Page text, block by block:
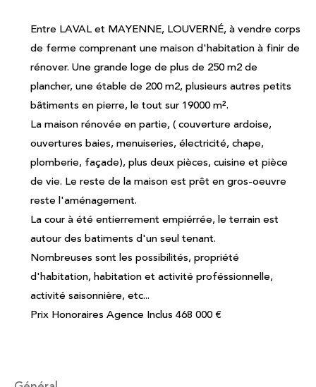
Entre LAVAL et MAYENNE, LOUVERNÉ, à vendre corps
de ferme comprenant une maison d'habitation à finir de
rénover. Une grande loge de plus de 250 m2 de
plancher, une étable de 200 m2, plusieurs autres petits
bâtiments en pierre, le tout sur 19000 m².
La maison rénovée en partie, ( couverture ardoise,
ouvertures baies, menuiseries, électricité, chape,
plomberie, façade), plus deux pièces, cuisine et pièce
de vie. Le reste de la maison est prêt en gros-oeuvre
reste l'aménagement.
La cour à été entierrement empiérrée, le terrain est
autour des batiments d'un seul tenant.
Nombreuses sont les possibilités, propriété
d'habitation, habitation et activité proféssionnelle,
activité saisonnière, etc...
Prix Honoraires Agence Inclus 468 000 €